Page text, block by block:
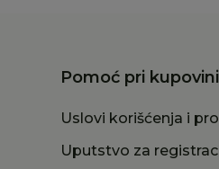
Pomoć pri kupovini
Uslovi korišćenja i
Uputstvo za